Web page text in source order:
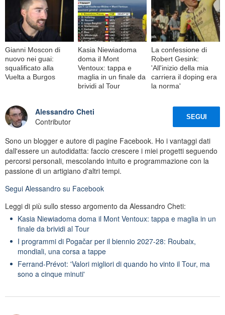
Gianni Moscon di
nuovo nei guai:
squalificato alla
Vuelta a Burgos
Kasia Niewiadoma
doma il Mont
Ventoux: tappa e
maglia in un finale da
brividi al Tour
La confessione di
Robert Gesink:
'All'inizio della mia
carriera il doping era
la norma'
Alessandro Cheti
Contributor
SEGUI
Sono un blogger e autore di pagine Facebook. Ho i vantaggi dati
dall'essere un autodidatta: faccio crescere i miei progetti seguendo
percorsi personali, mescolando intuito e programmazione con la
passione di un artigiano d'altri tempi.
Segui Alessandro su Facebook
Leggi di più sullo stesso argomento da Alessandro Cheti:
Kasia Niewiadoma doma il Mont Ventoux: tappa e maglia in un
finale da brividi al Tour
I programmi di Pogačar per il biennio 2027-28: Roubaix,
mondiali, una corsa a tappe
Ferrand-Prévot: 'Valori migliori di quando ho vinto il Tour, ma
sono a cinque minuti'